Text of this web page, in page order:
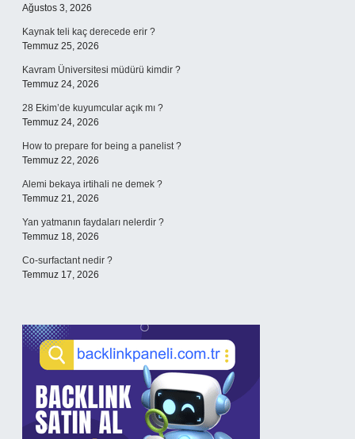
Ağustos 3, 2026
Kaynak teli kaç derecede erir ?
Temmuz 25, 2026
Kavram Üniversitesi müdürü kimdir ?
Temmuz 24, 2026
28 Ekim’de kuyumcular açık mı ?
Temmuz 24, 2026
How to prepare for being a panelist ?
Temmuz 22, 2026
Alemi bekaya irtihali ne demek ?
Temmuz 21, 2026
Yan yatmanın faydaları nelerdir ?
Temmuz 18, 2026
Co-surfactant nedir ?
Temmuz 17, 2026